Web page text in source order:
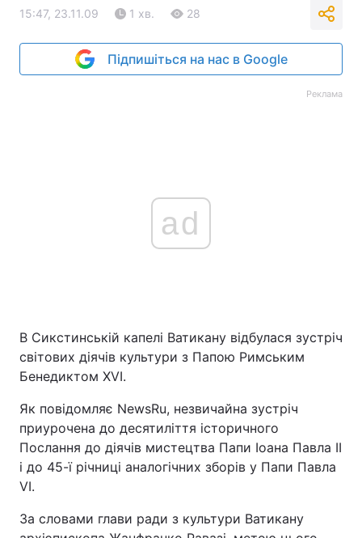
15:47, 23.11.09 1 хв. 28
Підпишіться на нас в Google
Реклама
ad
В Сикстинській капелі Ватикану відбулася зустріч
світових діячів культури з Папою Римським
Бенедиктом XVI.
Як повідомляє NewsRu, незвичайна зустріч
приурочена до десятиліття історичного
Послання до діячів мистецтва Папи Іоана Павла II
і до 45-ї річниці аналогічних зборів у Папи Павла
VI.
За словами глави ради з культури Ватикану